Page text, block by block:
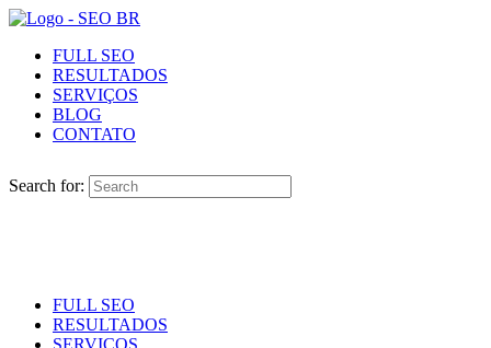
FULL SEO
RESULTADOS
SERVIÇOS
BLOG
CONTATO
Search for:
FULL SEO
RESULTADOS
SERVIÇOS